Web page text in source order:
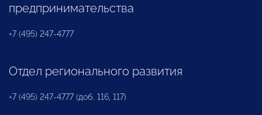
предпринимательства
+7 (495) 247-4777
Отдел регионального развития
+7 (495) 247-4777 (доб. 116, 117)